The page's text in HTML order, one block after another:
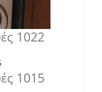
1022
1015